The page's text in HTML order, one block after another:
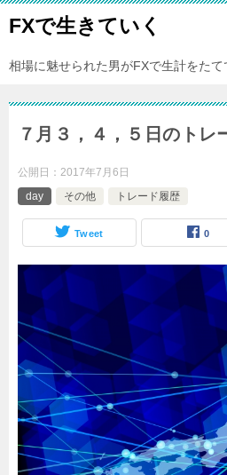
FXで生きていく
相場に魅せられた男がFXで生計をたて
７月３，４，５日のトレ
公開日： 2017年7月6日
day
その他 トレード履歴
Tweet 0